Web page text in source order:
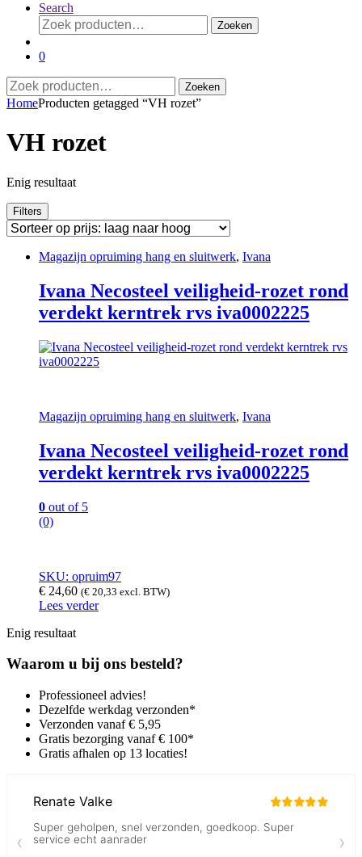
Search
Zoeken
naar:
Zoeken
0
Zoeken
naar:
Zoeken
HomeProducten getagged “VH rozet”
VH rozet
Enig resultaat
Filters
Magazijn opruiming hang en sluitwerk, Ivana
Ivana Necosteel veiligheid-rozet rond
verdekt kerntrek rvs iva0002225
Magazijn opruiming hang en sluitwerk, Ivana
Ivana Necosteel veiligheid-rozet rond
verdekt kerntrek rvs iva0002225
0 out of 5
(0)
SKU: opruim97
€ 24,60 (€ 20,33 excl. BTW)
Lees verder
Enig resultaat
Waarom u bij ons besteld?
Professioneel advies!
Dezelfde werkdag verzonden*
Verzonden vanaf € 5,95
Gratis bezorging vanaf € 100*
Gratis afhalen op 13 locaties!